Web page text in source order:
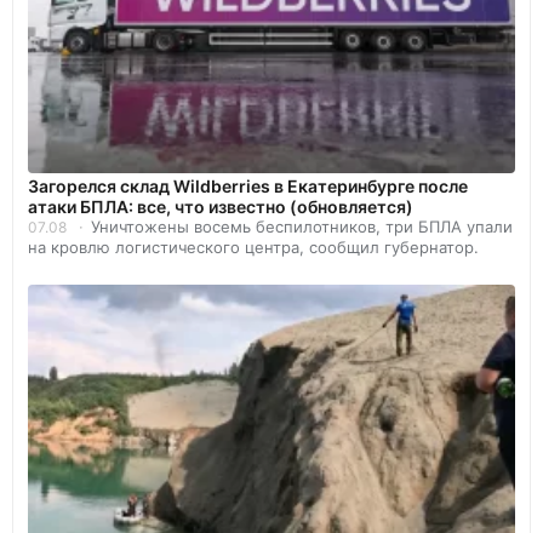
Загорелся склад Wildberries в Екатеринбурге после
атаки БПЛА: все, что известно (обновляется)
07.08
Уничтожены восемь беспилотников, три БПЛА упали
на кровлю логистического центра, сообщил губернатор.